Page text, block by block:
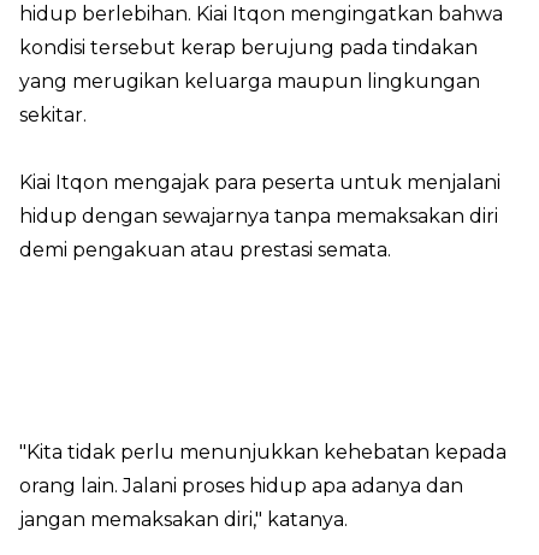
hidup berlebihan. Kiai Itqon mengingatkan bahwa
kondisi tersebut kerap berujung pada tindakan
yang merugikan keluarga maupun lingkungan
sekitar.
Kiai Itqon mengajak para peserta untuk menjalani
hidup dengan sewajarnya tanpa memaksakan diri
demi pengakuan atau prestasi semata.
"Kita tidak perlu menunjukkan kehebatan kepada
orang lain. Jalani proses hidup apa adanya dan
jangan memaksakan diri," katanya.